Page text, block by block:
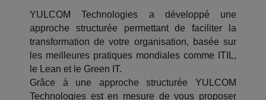
YULCOM Technologies a développé une
approche structurée permettant de faciliter la
transformation de votre organisation, basée sur
les meilleures pratiques mondiales comme ITIL,
le Lean et le Green IT.
Grâce à une approche structurée YULCOM
Technologies est en mesure de vous proposer